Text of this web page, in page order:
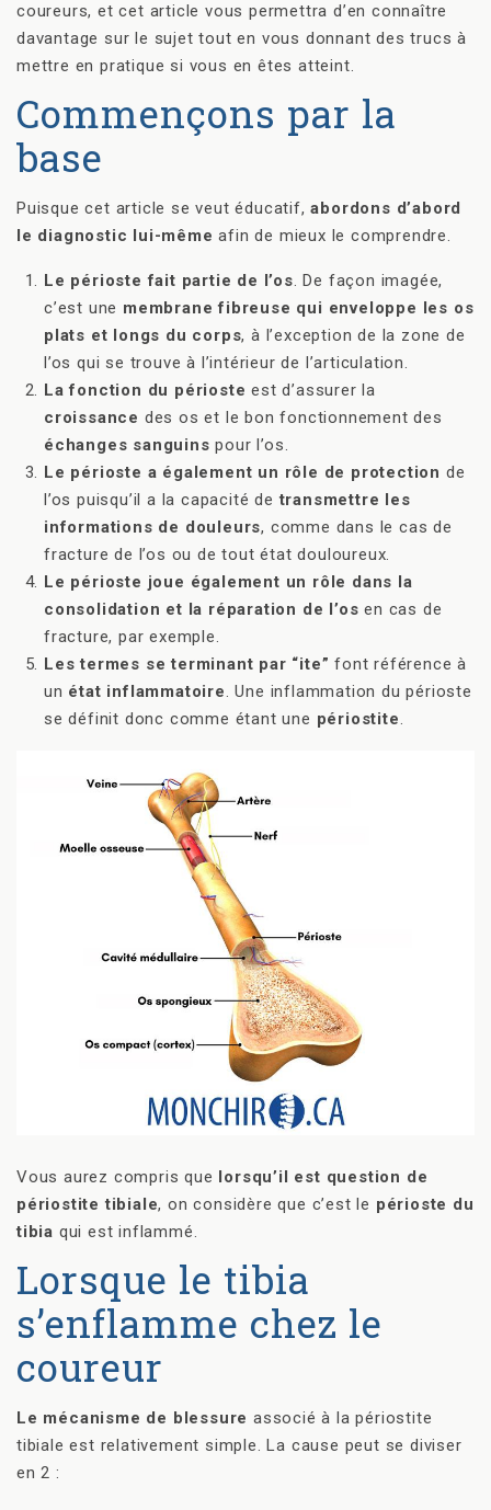
coureurs, et cet article vous permettra d’en connaître
davantage sur le sujet tout en vous donnant des trucs à
mettre en pratique si vous en êtes atteint.
Commençons par la
base
Puisque cet article se veut éducatif,abordons d’abord
le diagnostic lui-même afin de mieux le comprendre.
Le périoste fait partie de l’os. De façon imagée,
c’est une membrane fibreuse qui enveloppe les os
plats et longs du corps, à l’exception de la zone de
l’os qui se trouve à l’intérieur de l’articulation.
La fonction du périoste est d’assurer la
croissance des os et le bon fonctionnement des
échanges sanguins pour l’os.
Le périoste a également un rôle de protection de
l’os puisqu’il a la capacité detransmettre les
informations de douleurs, comme dans le cas de
fracture de l’os ou de tout état douloureux.
Le périoste joue également un rôle dans la
consolidation et la réparation de l’os en cas de
fracture, par exemple.
Les termes se terminant par “ite” font référence à
un état inflammatoire. Une inflammation du périoste
se définit donc comme étant une périostite.
Vous aurez compris que lorsqu’il est question de
périostite tibiale, on considère que c’est le périoste du
tibia qui est inflammé.
Lorsque le tibia
s’enflamme chez le
coureur
Le mécanisme de blessure associé à la périostite
tibiale est relativement simple. La cause peut se diviser
en 2 :